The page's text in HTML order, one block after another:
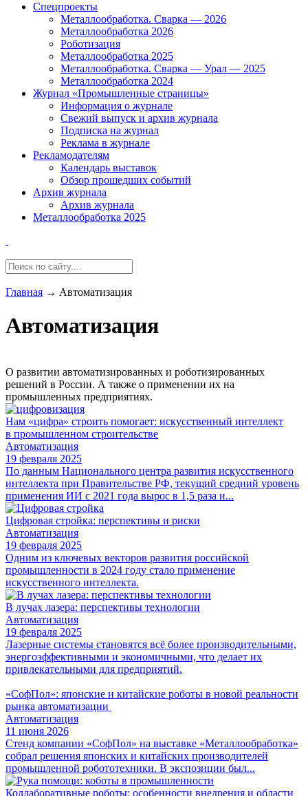
Спецпроекты
Металлообработка. Сварка — 2026
Металлообработка 2026
Роботизация
Металлообработка 2025
Металлообработка. Сварка — Урал — 2025
Металлообработка 2024
Журнал «Промышленные страницы»
Информация о журнале
Свежий выпуск и архив журнала
Подписка на журнал
Реклама в журнале
Рекламодателям
Календарь выставок
Обзор прошедших событий
Архив журнала
Архив журнала
Металлообработка 2025
Главная → Автоматизация
Автоматизация
О развитии автоматизированных и роботизированных
решений в России. А также о применении их на
промышленных предприятиях.
Нам «цифра» строить помогает: искусственный интеллект
в промышленном строительстве
Автоматизация
19 февраля 2025
По данным Национального центра развития искусственного
интеллекта при Правительстве РФ, текущий средний уровень
применения ИИ с 2021 года вырос в 1,5 раза и...
Цифровая стройка: перспективы и риски
Автоматизация
19 февраля 2025
Одним из ключевых векторов развития российской
промышленности в 2024 году стало применение
искусственного интеллекта.
В лучах лазера: перспективы технологии
Автоматизация
19 февраля 2025
Лазерные системы становятся всё более производительными,
энергоэффективными и экономичными, что делает их
привлекательными для предприятий.
«СофПол»: японские и китайские роботы в новой реальности
рынка автоматизации
Автоматизация
11 июня 2026
Стенд компании «СофПол» на выставке «Металлообработка»
собрал решения японских и китайских производителей
промышленной робототехники. В экспозиции был...
Коллаборативные роботы: особенности внедрения и области